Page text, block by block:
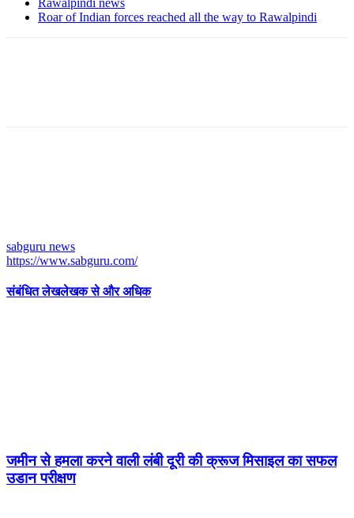
Roar of Indian forces reached all the way to Rawalpindi
sabguru news
https://www.sabguru.com/
संबंधित लेखलेखक से और अधिक
जमीन से हमला करने वाली लंबी दूरी की क्रूज मिसाइल का सफल
उडान परीक्षण